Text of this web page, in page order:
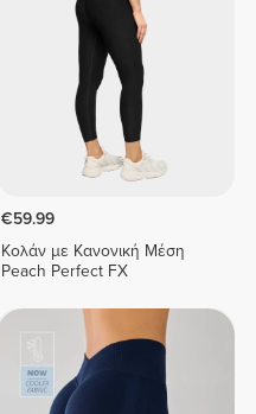
€59.99
Κολάν με Κανονική Μέση
Peach Perfect FX